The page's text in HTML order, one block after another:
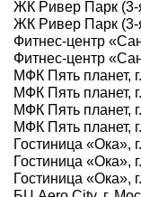
ЖК Ривер Парк (3-
ЖК Ривер Парк (3-
Фитнес-центр
Фитнес-центр
МФК Пять планет,
МФК Пять планет,
МФК Пять планет,
МФК Пять планет,
Гостиница «Ока»,
Гостиница «Ока»,
Гостиница «Ока»,